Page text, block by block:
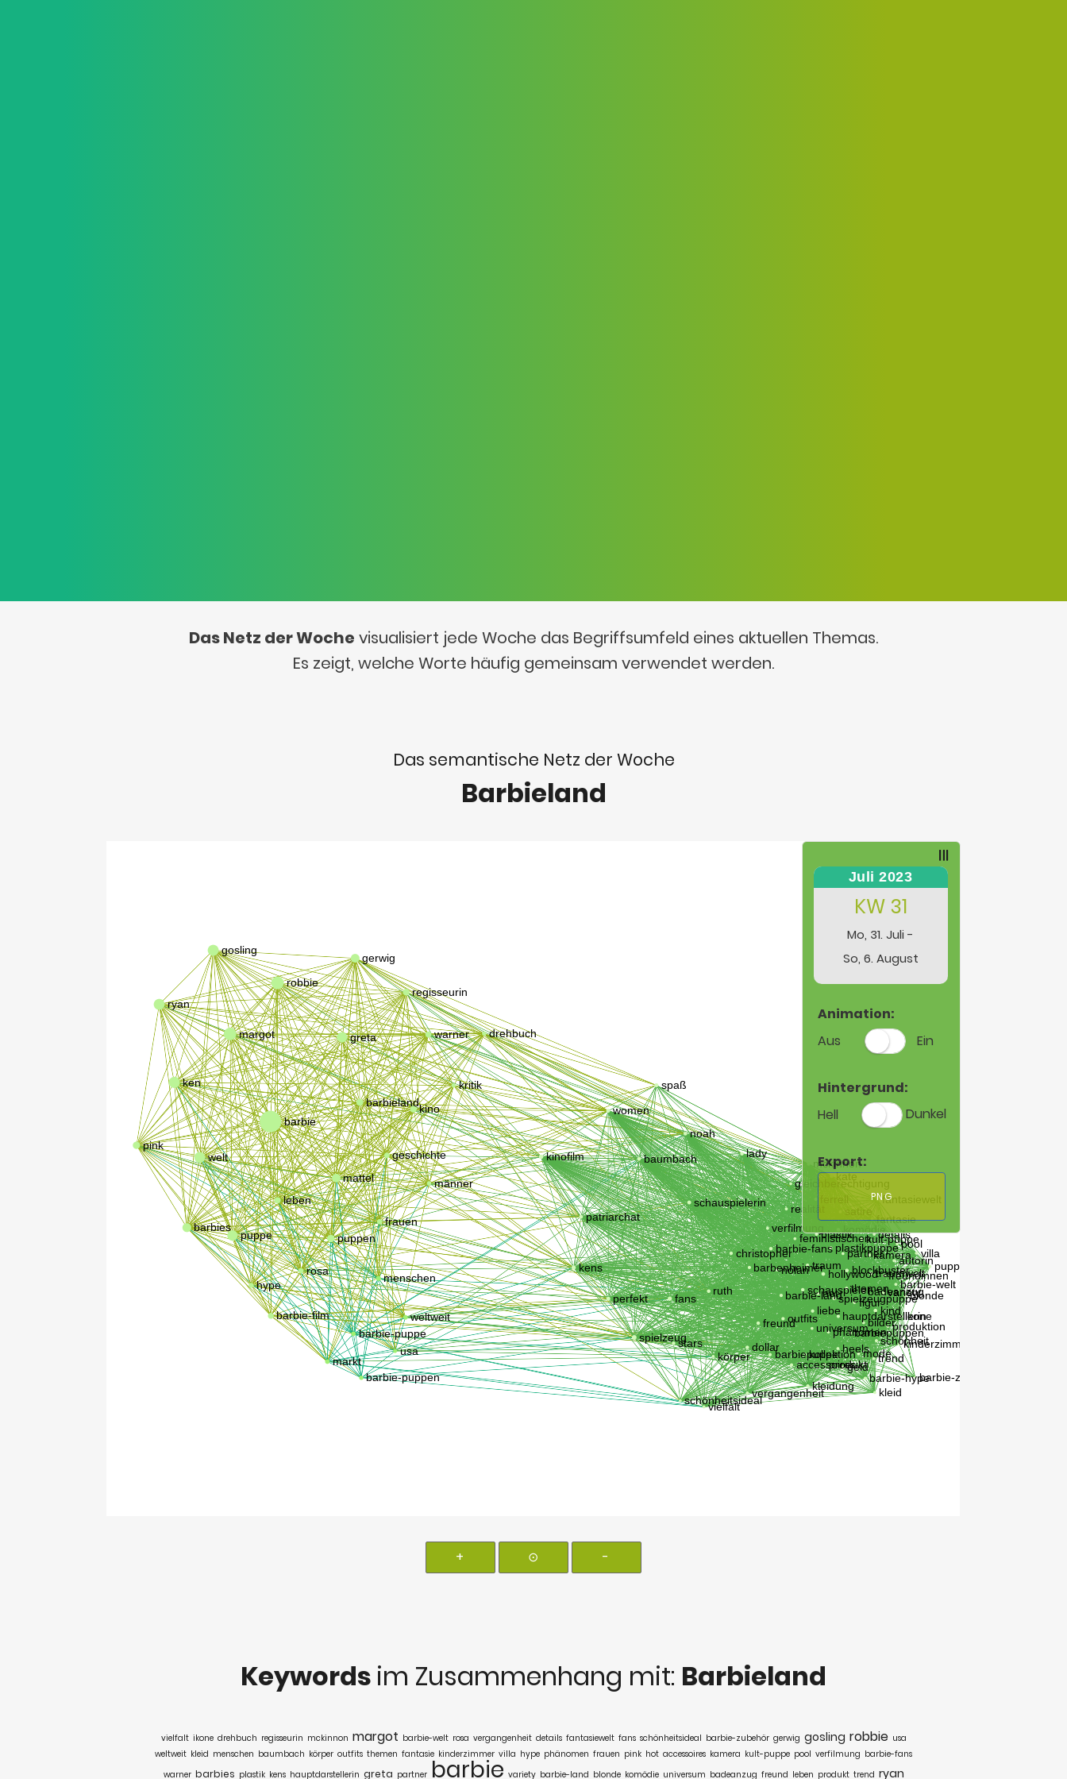
Das Netz der Woche visualisiert jede Woche das Begriffsumfeld eines aktuellen Themas.
Es zeigt, welche Worte häufig gemeinsam verwendet werden.
Das semantische Netz der Woche
Barbieland
+ ⊙ -
Juli 2023
KW 31
Mo, 31. Juli -
So, 6. August
Animation:
Aus
Ein
Hintergrund:
Hell
Dunkel
Export:
PNG
Keywords im Zusammenhang mit: Barbieland
vielfalt ikone drehbuch regisseurin mckinnon margot barbie-welt rosa vergangenheit details fantasiewelt fans schönheitsideal barbie-zubehör gerwig gosling robbie usa
weltweit kleid menschen baumbach körper outfits themen fantasie kinderzimmer villa hype phänomen frauen pink hot accessoires kamera kult-puppe pool verfilmung barbie-fans
warner barbies plastik kens hauptdarstellerin greta partner barbie variety barbie-land blonde komödie universum badeanzug freund leben produkt trend ryan